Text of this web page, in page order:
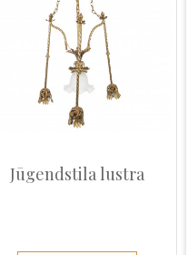
Jūgendstila lustra